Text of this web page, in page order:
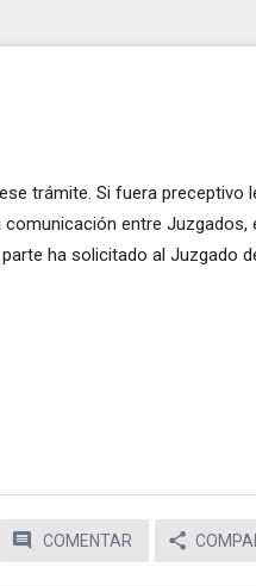
trámite. Si fuera preceptivo
entre Juzgados,
ha solicitado al Juzgado
COMENTAR